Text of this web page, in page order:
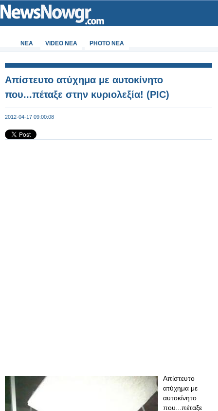
ΝΕΑ VIDEO NEA PHOTO NEA
Απίστευτο ατύχημα με αυτοκίνητο
που...πέταξε στην κυριολεξία! (PIC)
2012-04-17 09:00:08
Απίστευτο
ατύχημα με
αυτοκίνητο
που...πέταξε